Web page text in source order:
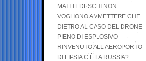
MAI I TEDESCHI NON
VOGLIONO AMMETTERE CHE
DIETRO AL CASO DEL DRONE
PIENO DI ESPLOSIVO
RINVENUTO ALL’AEROPORTO
DI LIPSIA C’È LA RUSSIA?